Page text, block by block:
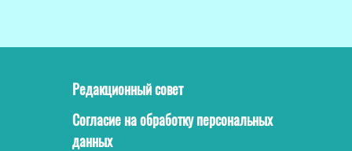
Редакционный совет
Согласие на обработку персональных
данных